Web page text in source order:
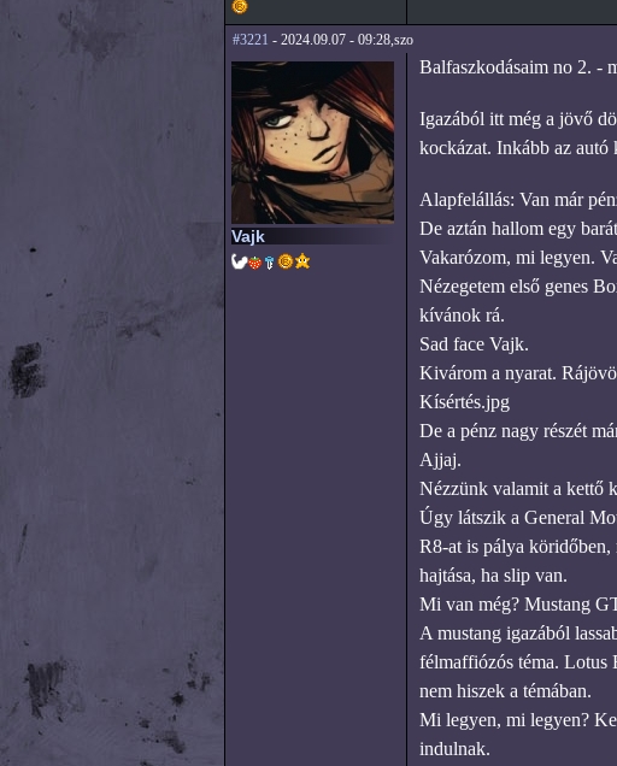
#3221 - 2024.09.07 - 09:28,szo
Vajk
Balfaszkodásaim no 2. -
Igazából itt még a jövő
kockázat. Inkább az autó
Alapfelállás: Van már
De aztán hallom egy
Vakarózom, mi legyen.
Nézegetem első genes
kívánok rá.
Sad face Vajk.
Kivárom a nyarat.
Kísértés.jpg
De a pénz nagy részét
Ajjaj.
Nézzünk valamit a kettő
Úgy látszik a General
R8-at is pálya köridőben,
hajtása, ha slip van.
Mi van még? Mustang
A mustang igazából
félmaffiózós téma. Lotus
nem hiszek a témában.
Mi legyen, mi legyen?
indulnak.